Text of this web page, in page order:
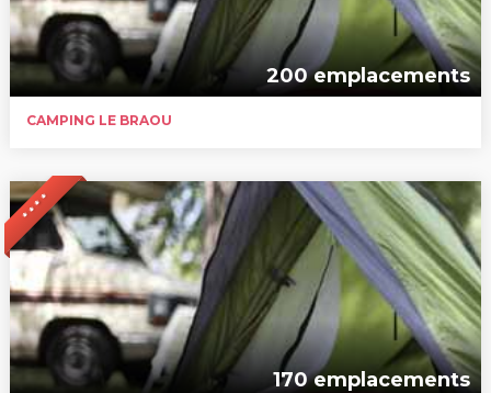
200 emplacements
CAMPING LE BRAOU
* * * *
170 emplacements